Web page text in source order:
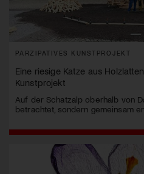
PARZIPATIVES KUNSTPROJEKT
Eine riesige Katze aus
Kunstprojekt
Auf der Schatzalp oberhalb von
betrachtet, sondern gemeinsam